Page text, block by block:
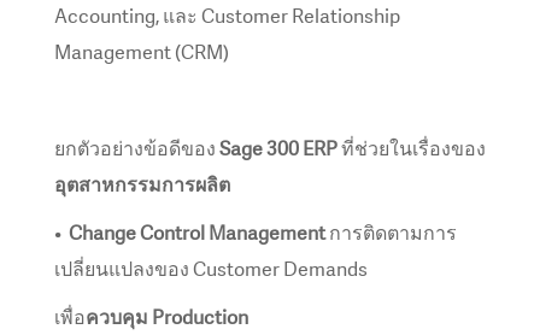
Accounting, และ Customer Relationship
Management (CRM)
ยกตัวอย่างข้อดีของSage 300 ERPที่ช่วยในเรื่องของ
อุตสาหกรรมการผลิต
• Change Control Managementการติดตามการ
เปลี่ยนแปลงของ Customer Demands
เพื่อควบคุม Production